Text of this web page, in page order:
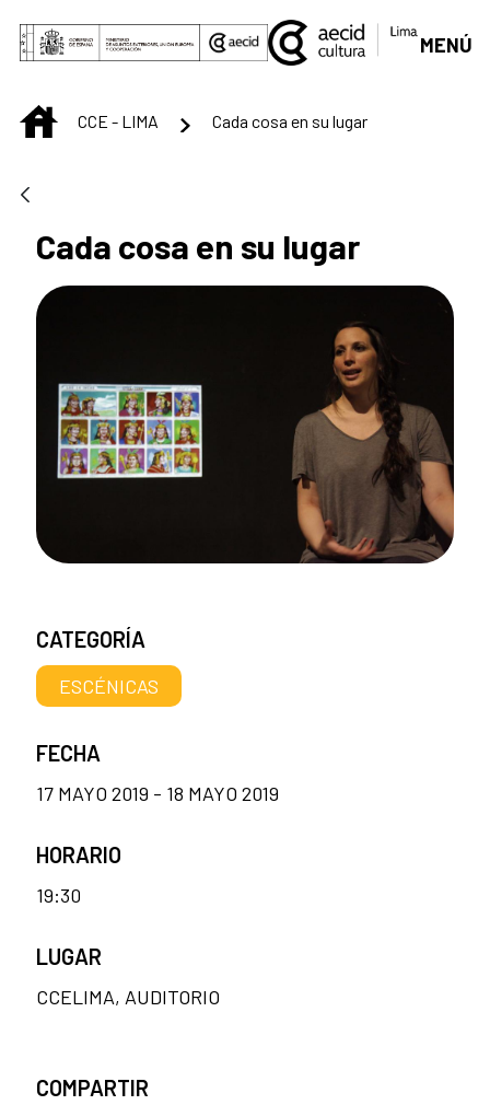
Saltar al contenido principal
MENÚ
INICIOCCE - LIMA Cada cosa en su lugar
Cada cosa en su lugar
CATEGORÍA
ESCÉNICAS
FECHA
17 MAYO 2019 - 18 MAYO 2019
HORARIO
19:30
LUGAR
CCELIMA, AUDITORIO
COMPARTIR